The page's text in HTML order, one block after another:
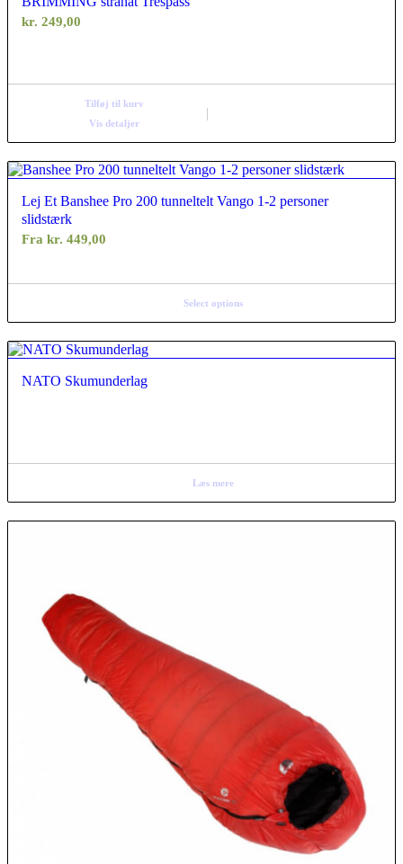
kr. 249,00
Tilføj til kurv
Vis detaljer
Lej Et Banshee Pro 200 tunneltelt Vango 1-2 personer
slidstærk
Fra kr. 449,00
Select options
NATO Skumunderlag
Læs mere